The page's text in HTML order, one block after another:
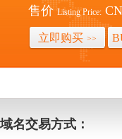
售价 Listing Price:
立即购买 >>
域名交易方式：